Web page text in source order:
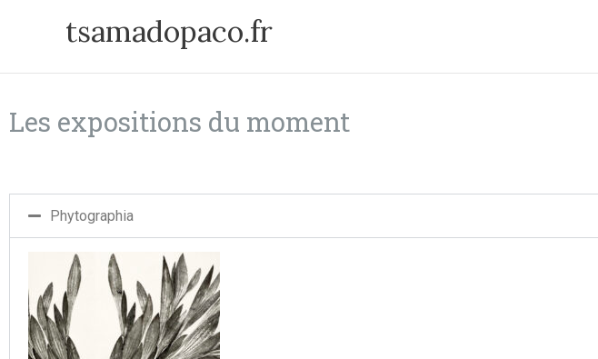
tsamadopaco.fr
Les expositions du moment
Phytographia